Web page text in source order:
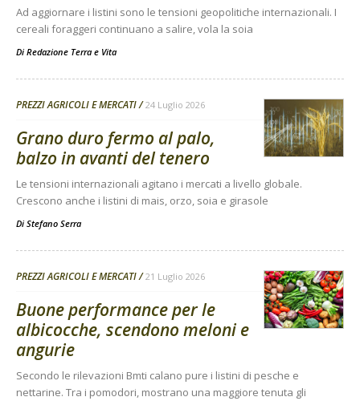
Ad aggiornare i listini sono le tensioni geopolitiche internazionali. I
cereali foraggeri continuano a salire, vola la soia
Di Redazione Terra e Vita
PREZZI AGRICOLI E MERCATI 24 Luglio 2026
Grano duro fermo al palo,
balzo in avanti del tenero
Le tensioni internazionali agitano i mercati a livello globale.
Crescono anche i listini di mais, orzo, soia e girasole
Di Stefano Serra
PREZZI AGRICOLI E MERCATI 21 Luglio 2026
Buone performance per le
albicocche, scendono meloni e
angurie
Secondo le rilevazioni Bmti calano pure i listini di pesche e
nettarine. Tra i pomodori, mostrano una maggiore tenuta gli